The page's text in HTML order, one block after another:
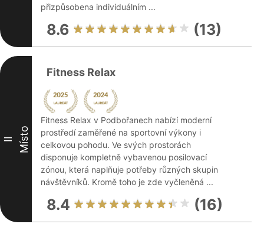
přizpůsobena individuálním ...
8.6 (13)
II Místo
Fitness Relax
Fitness Relax v Podbořanech nabízí moderní
prostředí zaměřené na sportovní výkony i
celkovou pohodu. Ve svých prostorách
disponuje kompletně vybavenou posilovací
zónou, která naplňuje potřeby různých skupin
návštěvníků. Kromě toho je zde vyčleněná ...
8.4 (16)